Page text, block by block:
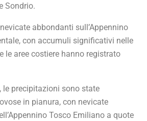
Sondrio.
abbondanti sull’Appennino
con accumuli significativi nelle
le aree costiere hanno registrato
le precipitazioni sono state
in pianura, con nevicate
Tosco Emiliano a quote